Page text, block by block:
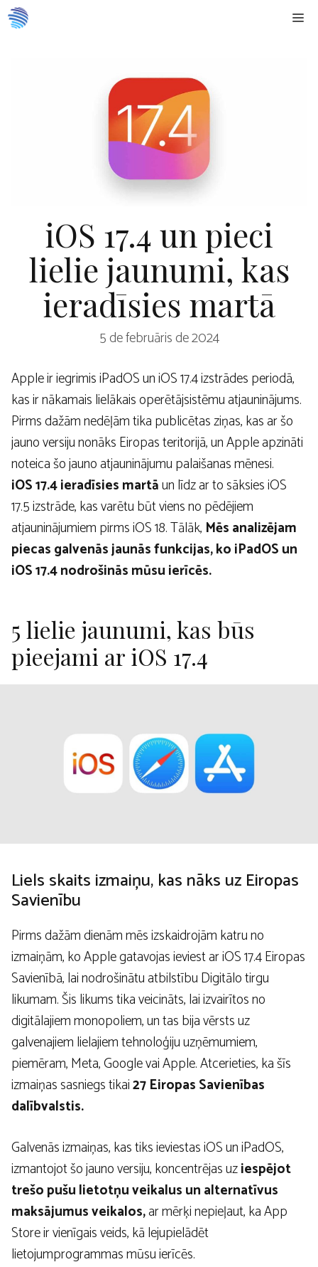
Doties
uz
iOS 17.4 un pieci
lielie jaunumi, kas
ieradīsies martā
5 de februāris de 2024
Apple ir iegrimis iPadOS un iOS 17.4 izstrādes periodā,
kas ir nākamais lielākais operētājsistēmu atjauninājums.
Pirms dažām nedēļām tika publicētas ziņas, kas ar šo
jauno versiju nonāks Eiropas teritorijā, un Apple apzināti
noteica šo jauno atjauninājumu palaišanas mēnesi.
iOS 17.4 ieradīsies martāun līdz ar to sāksies iOS
17.5 izstrāde, kas varētu būt viens no pēdējiem
atjauninājumiem pirms iOS 18. Tālāk, Mēs analizējam
piecas galvenās jaunās funkcijas, ko iPadOS un
iOS 17.4 nodrošinās mūsu ierīcēs.
5 lielie jaunumi, kas būs
pieejami ar iOS 17.4
Liels skaits izmaiņu, kas nāks uz Eiropas
Savienību
Pirms dažām dienām mēs izskaidrojām katru no
izmaiņām, ko Apple gatavojas ieviest ar iOS 17.4 Eiropas
Savienībā, lai nodrošinātu atbilstību Digitālo tirgu
likumam. Šis likums tika veicināts, lai izvairītos no
digitālajiem monopoliem, un tas bija vērsts uz
galvenajiem lielajiem tehnoloģiju uzņēmumiem,
piemēram, Meta, Google vai Apple. Atcerieties, ka šīs
izmaiņas sasniegs tikai27 Eiropas Savienības
dalībvalstis.
Galvenās izmaiņas, kas tiks ieviestas iOS un iPadOS,
izmantojot šo jauno versiju, koncentrējas uziespējot
trešo pušu lietotņu veikalus un alternatīvus
maksājumus veikalos,ar mērķi nepieļaut, ka App
Store ir vienīgais veids, kā lejupielādēt
lietojumprogrammas mūsu ierīcēs.